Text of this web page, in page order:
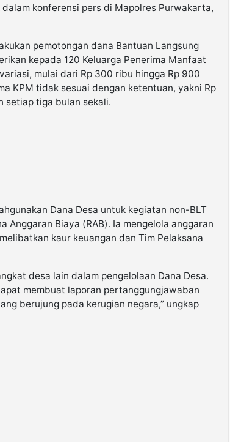
konferensi pers di Mapolres Purwakarta,
pemotongan dana Bantuan Langsung
kepada 120 Keluarga Penerima Manfaat
mulai dari Rp 300 ribu hingga Rp 900
KPM tidak sesuai dengan ketentuan, yakni Rp
setiap tiga bulan sekali.
Dana Desa untuk kegiatan non-BLT
Anggaran Biaya (RAB). Ia mengelola anggaran
kaur keuangan dan Tim Pelaksana
desa lain dalam pengelolaan Dana Desa.
membuat laporan pertanggungjawaban
berujung pada kerugian negara,” ungkap